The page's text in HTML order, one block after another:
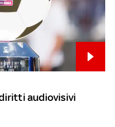
diritti audiovisivi